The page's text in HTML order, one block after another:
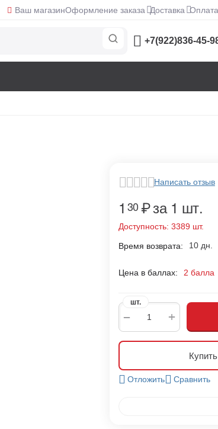
Ваш магазинОформление заказа Доставка Оплата
+7(922)836-45-
Написать отзыв
1 30₽за 1 шт.
Доступность: 3389 шт.
Время возврата: 10 дн.
Цена в баллах: 2 балла
+
−
шт.
Отложить Сравнить